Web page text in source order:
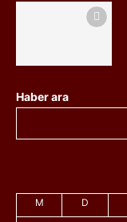
Haber ara
M D